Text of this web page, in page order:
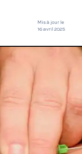
Mis à jour le
16 avril 2025